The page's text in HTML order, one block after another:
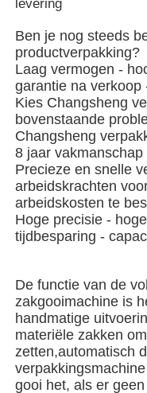
Video's
Over ons
Fabriekstocht
Kwaliteitscontrole
Neem contact met
nieuws
Gevallen
roterende
levering
Ben je nog steeds
productverpakking?
Laag vermogen -
garantie na verkoop
Kies Changsheng
bovenstaande
Changsheng
8 jaar vakmanschap
Precieze en snelle
arbeidskrachten
arbeidskosten te
Hoge precisie -
tijdbesparing -
De functie van de
zakgooimachine is
handmatige
materiële zakken
zetten,automatisch
gooi het, als er